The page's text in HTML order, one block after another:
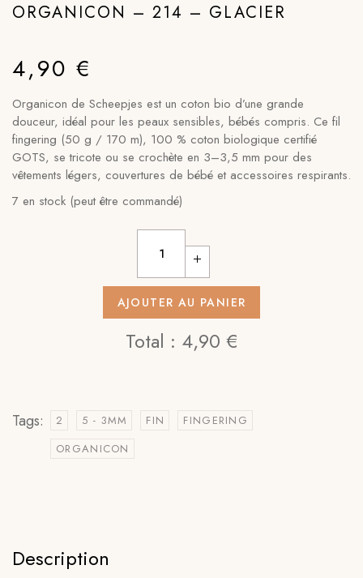
ORGANICON – 214 – GLACIER
4,90 €
Organicon de Scheepjes est un coton bio d’une grande
douceur, idéal pour les peaux sensibles, bébés compris. Ce fil
fingering (50 g / 170 m), 100 % coton biologique certifié
GOTS, se tricote ou se crochète en 3–3,5 mm pour des
vêtements légers, couvertures de bébé et accessoires respirants.
7 en stock (peut être commandé)
AJOUTER AU PANIER
Total : 4,90 €
Tags: 2 5 - 3MM FIN
FINGERING
ORGANICON
Description